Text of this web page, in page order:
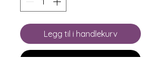
Legg til i handlekurv